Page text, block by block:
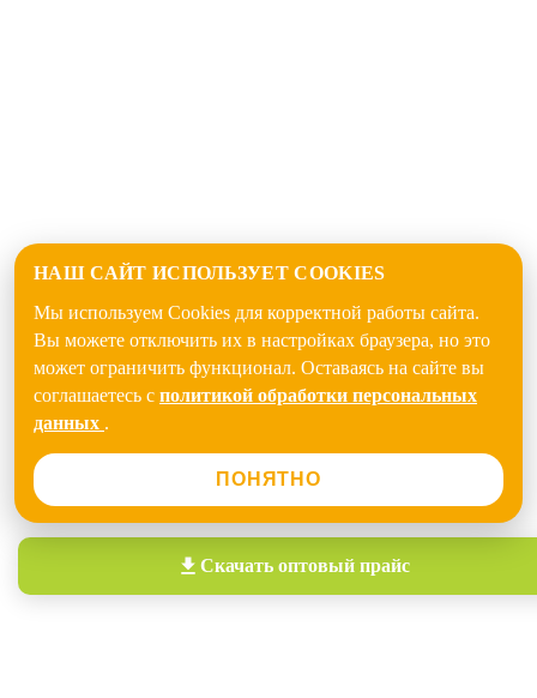
НАШ САЙТ ИСПОЛЬЗУЕТ COOKIES
Мы используем Cookies для корректной работы сайта.
Вы можете отключить их в настройках браузера, но это
может ограничить функционал. Оставаясь на сайте вы
соглашаетесь с политикой обработки персональных
данных .
ПОНЯТНО
Скачать оптовый прайс